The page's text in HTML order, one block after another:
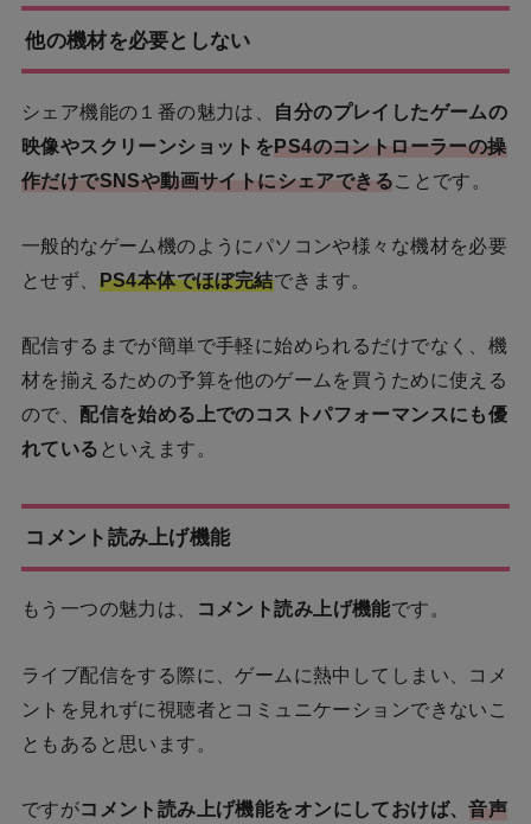
他の機材を必要としない
シェア機能の１番の魅力は、 自分のプレイしたゲームの
映像やスクリーンショットをPS4のコントローラーの操
作だけでSNSや動画サイトにシェアできることです。
一般的なゲーム機のようにパソコンや様々な機材を必要
とせず、 PS4本体でほぼ完結できます。
配信するまでが簡単で手軽に始められるだけでなく、機
材を揃えるための予算を他のゲームを買うために使える
ので、 配信を始める上でのコストパフォーマンスにも優
れている といえます。
コメント読み上げ機能
もう一つの魅力は、 コメント読み上げ機能です。
ライブ配信をする際に、ゲームに熱中してしまい、コメ
ントを見れずに視聴者とコミュニケーションできないこ
ともあると思います。
ですがコメント読み上げ機能をオンにしておけば、音声